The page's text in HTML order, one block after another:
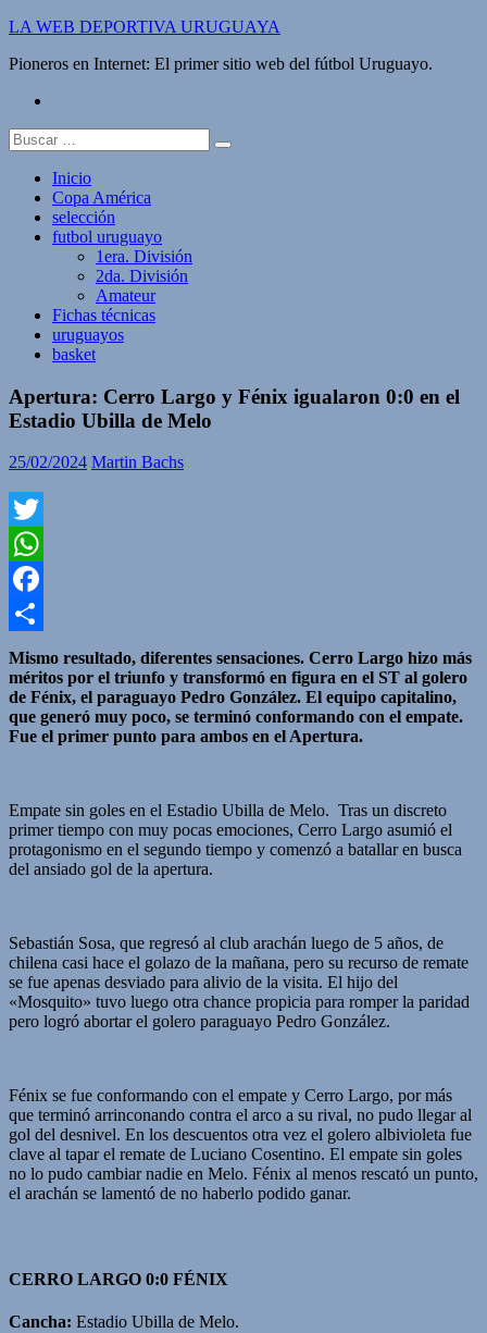
Saltar
contenido
LA WEB DEPORTIVA URUGUAYA
Pioneros en Internet: El primer sitio web del fútbol Uruguayo.
Buscar:
Inicio
Copa América
selección
futbol uruguayo
1era. División
2da. División
Amateur
Fichas técnicas
uruguayos
basket
Apertura: Cerro Largo y Fénix igualaron 0:0 en el
Estadio Ubilla de Melo
25/02/2024 Martin Bachs
Twitter
WhatsApp
Facebook
Compartir
Mismo resultado, diferentes sensaciones. Cerro Largo hizo más
méritos por el triunfo y transformó en figura en el ST al golero
de Fénix, el paraguayo Pedro González. El equipo capitalino,
que generó muy poco, se terminó conformando con el empate.
Fue el primer punto para ambos en el Apertura.
Empate sin goles en el Estadio Ubilla de Melo. Tras un discreto
primer tiempo con muy pocas emociones, Cerro Largo asumió el
protagonismo en el segundo tiempo y comenzó a batallar en busca
del ansiado gol de la apertura.
Sebastián Sosa, que regresó al club arachán luego de 5 años, de
chilena casi hace el golazo de la mañana, pero su recurso de remate
se fue apenas desviado para alivio de la visita. El hijo del
«Mosquito» tuvo luego otra chance propicia para romper la paridad
pero logró abortar el golero paraguayo Pedro González.
Fénix se fue conformando con el empate y Cerro Largo, por más
que terminó arrinconando contra el arco a su rival, no pudo llegar al
gol del desnivel. En los descuentos otra vez el golero albivioleta fue
clave al tapar el remate de Luciano Cosentino. El empate sin goles
no lo pudo cambiar nadie en Melo. Fénix al menos rescató un punto,
el arachán se lamentó de no haberlo podido ganar.
CERRO LARGO 0:0 FÉNIX
Cancha: Estadio Ubilla de Melo.